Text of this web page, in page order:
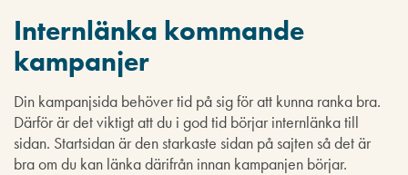
Internlänka kommande
kampanjer
Din kampanjsida behöver tid på sig för att kunna ranka bra.
Därför är det viktigt att du i god tid börjar internlänka till
sidan. Startsidan är den starkaste sidan på sajten så det är
bra om du kan länka därifrån innan kampanjen börjar.